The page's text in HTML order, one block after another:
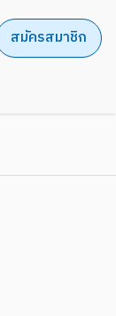
สมัครสมาชิก